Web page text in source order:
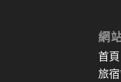
網
首頁
旅